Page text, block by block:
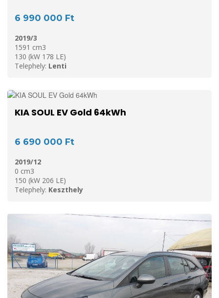
6 990 000 Ft
2019/3
1591 cm3
130 (kW 178 LE)
Telephely: Lenti
KIA SOUL EV Gold 64kWh
6 690 000 Ft
2019/12
0 cm3
150 (kW 206 LE)
Telephely: Keszthely